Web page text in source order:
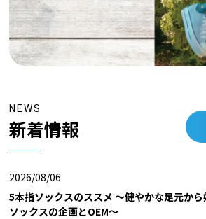
NEWS
新着情報
2026/08/06
5本指ソックスのススメ ～健やかな足元か
ソックスの企画とOEM～